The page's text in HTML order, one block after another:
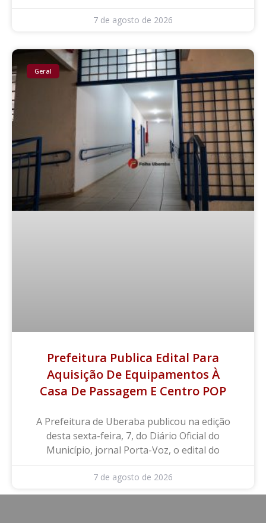
7 de agosto de 2026
Geral
Prefeitura Publica Edital Para
Aquisição De Equipamentos À
Casa De Passagem E Centro POP
A Prefeitura de Uberaba publicou na edição
desta sexta-feira, 7, do Diário Oficial do
Município, jornal Porta-Voz, o edital do
7 de agosto de 2026